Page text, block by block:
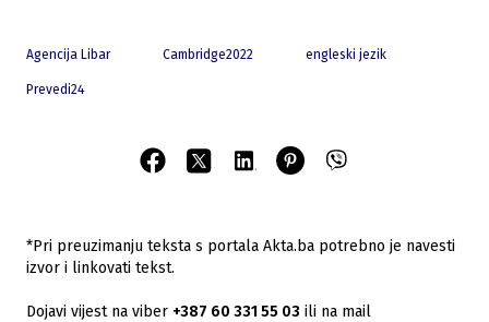
Agencija Libar Cambridge2022 engleski jezik
Prevedi24
*Pri preuzimanju teksta s portala Akta.ba potrebno je navesti
izvor i linkovati tekst.
Dojavi vijest na viber +387 60 331 55 03 ili na mail